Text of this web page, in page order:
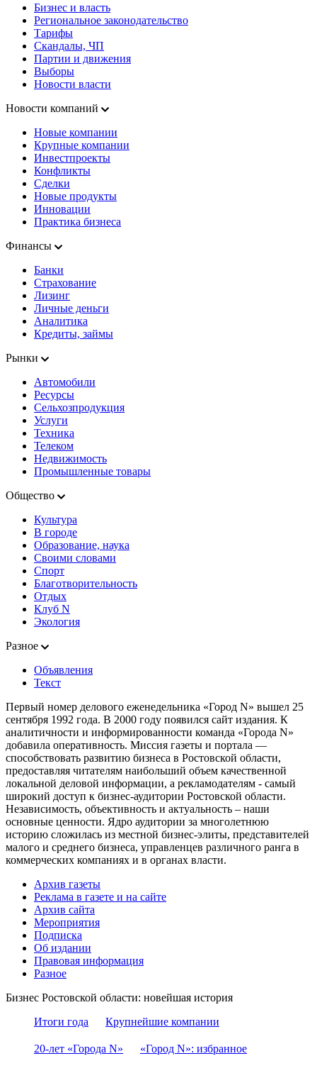
Бизнес и власть
Региональное законодательство
Тарифы
Скандалы, ЧП
Партии и движения
Выборы
Новости власти
Новости компаний
Новые компании
Крупные компании
Инвестпроекты
Конфликты
Сделки
Новые продукты
Инновации
Практика бизнеса
Финансы
Банки
Страхование
Лизинг
Личные деньги
Аналитика
Кредиты, займы
Рынки
Автомобили
Ресурсы
Сельхозпродукция
Услуги
Техника
Телеком
Недвижимость
Промышленные товары
Общество
Культура
В городе
Образование, наука
Своими словами
Спорт
Благотворительность
Отдых
Клуб N
Экология
Разное
Объявления
Текст
Первый номер делового еженедельника «Город N» вышел 25
сентября 1992 года. В 2000 году появился сайт издания. К
аналитичности и информированности команда «Города N»
добавила оперативность. Миссия газеты и портала —
способствовать развитию бизнеса в Ростовской области,
предоставляя читателям наибольший объем качественной
локальной деловой информации, а рекламодателям - самый
широкий доступ к бизнес-аудитории Ростовской области.
Независимость, объективность и актуальность – наши
основные ценности. Ядро аудитории за многолетнюю
историю сложилась из местной бизнес-элиты, представителей
малого и среднего бизнеса, управленцев различного ранга в
коммерческих компаниях и в органах власти.
Архив газеты
Реклама в газете и на сайте
Архив сайта
Мероприятия
Подписка
Об издании
Правовая информация
Разное
Бизнес Ростовской области: новейшая история
Итоги года
Крупнейшие компании
20-лет «Города N» «Город N»: избранное